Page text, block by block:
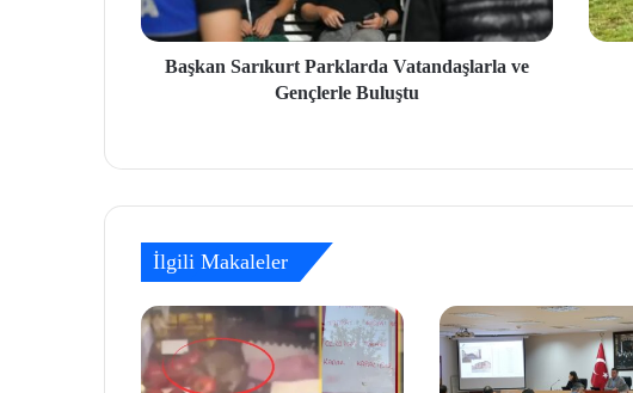
Başkan Sarıkurt Parklarda Vatandaşlarla ve
Gençlerle Buluştu
İlgili Makaleler